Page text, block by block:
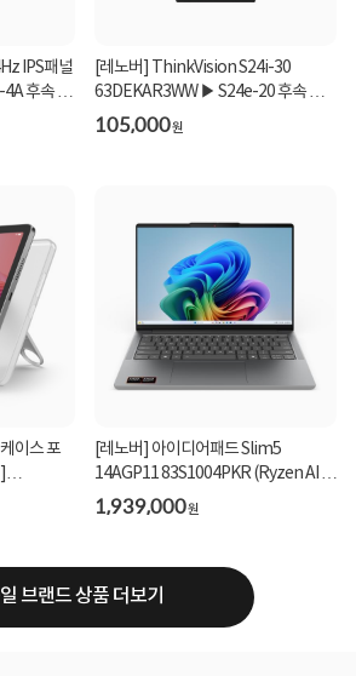
IPS패널
후속 모
[레노버] ThinkVision S24i-30
63DEKAR3WW ▶ S24e-20 후속 모
델 ◀
105,000원
이스 포
[레노버] 아이디어패드 Slim5
14AGP11 83S1004PKR (Ryzen AI 7
450/32GB/1TB/Win11Hom...
1,939,000원
브랜드 상품 더보기